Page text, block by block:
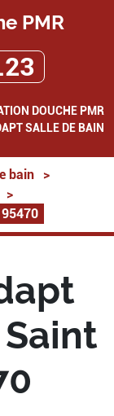
PMR
DOUCHE PMR
SALLE DE BAIN
bain
>
>